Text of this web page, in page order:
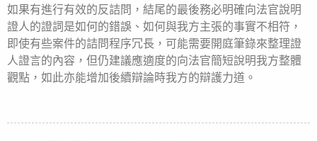
如果有進行有效的反詰問，結尾的最後務必明確向法官說明
證人的證詞是如何的錯誤、如何與我方主張的事實不相符，
即使有些案件的詰問程序冗長，可能需要開庭筆錄來整理證
人證言的內容，但仍建議應適度的向法官簡短說明我方整體
觀點，如此亦能增加後續辯論時我方的辯護力道。